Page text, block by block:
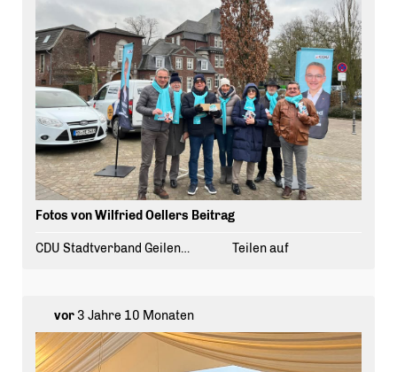
Fotos von Wilfried Oellers Beitrag
CDU Stadtverband Geilenkirchen Teilen auf
vor3 Jahre 10 Monaten